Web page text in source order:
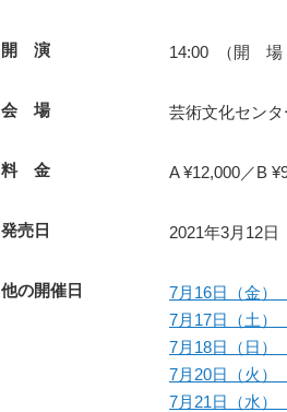
開 演 14:00 （開 場
会 場 芸術文化セン
料 金 A ¥12,000／B
発売日 2021年3月12
他の開催日
7月16日（金
7月17日（土
7月18日（日
7月20日（火
7月21日（水